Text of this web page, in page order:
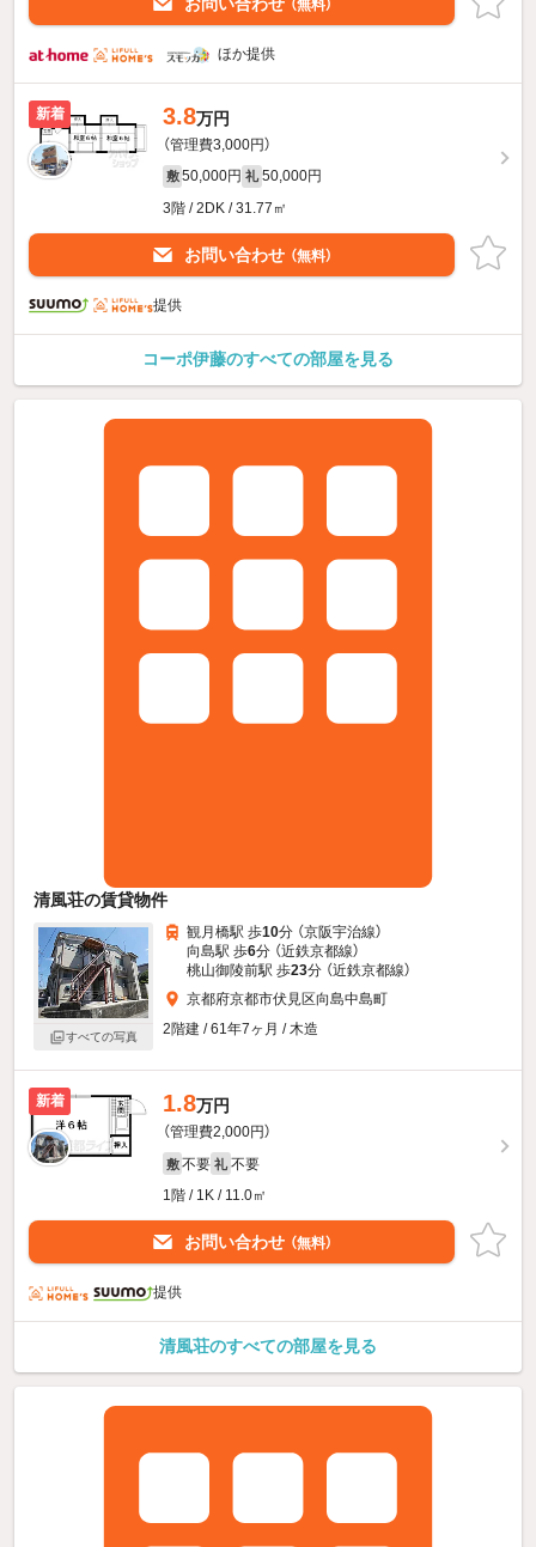
（無料）
ほか提供
新着 3.8万円
（管理費3,000円）
敷 50,000円 礼 50,000円
3階 / 2DK / 31.77㎡
お問い合わせ （無料）
提供
コーポ伊藤のすべての部屋を見る
清風荘の賃貸物件
すべての写真
観月橋駅 歩10分 （京阪宇治線）
向島駅 歩6分 （近鉄京都線）
桃山御陵前駅 歩23分 （近鉄京都線）
京都府京都市伏見区向島中島町
2階建 / 61年7ヶ月 / 木造
新着 1.8万円
（管理費2,000円）
敷 不要 礼 不要
1階 / 1K / 11.0㎡
お問い合わせ （無料）
提供
清風荘のすべての部屋を見る